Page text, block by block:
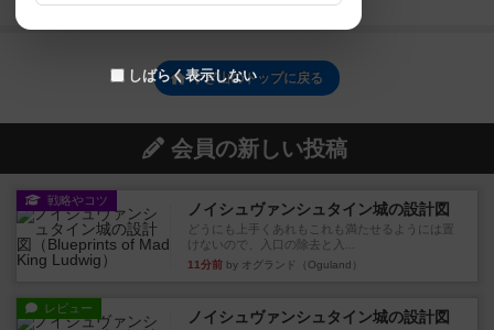
やぎ山のトップに戻る
会員の新しい投稿
戦略やコツ ノイシュヴァンシュタイン城の設計図
どうにも上手くあれもこれも満たせるようには置
けないので、入口の除去と入...
11分前 by オグランド（Oguland）
レビュー ノイシュヴァンシュタイン城の設計図
しばらく表示しない